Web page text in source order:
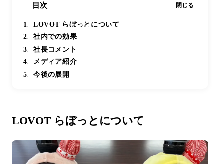
目次 閉じる
LOVOT らぼっとについて
社内での効果
社長コメント
メディア紹介
今後の展開
LOVOT らぼっとについて